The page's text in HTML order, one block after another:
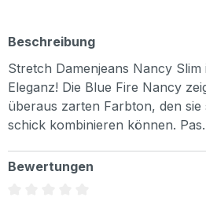
Beschreibung
Stretch Damenjeans Nancy Slim
Eleganz! Die Blue Fire Nancy
überaus zarten Farbton, den sie
schick kombinieren können.
Bewertungen